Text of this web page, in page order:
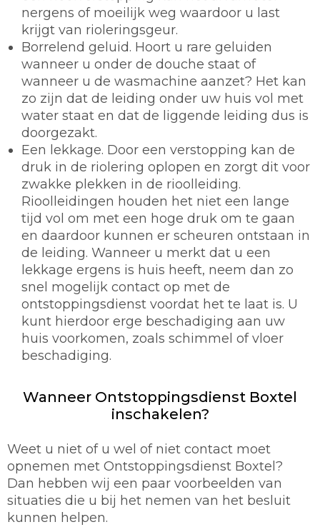
nergens of moeilijk weg waardoor u last
krijgt van rioleringsgeur.
Borrelend geluid. Hoort u rare geluiden
wanneer u onder de douche staat of
wanneer u de wasmachine aanzet? Het kan
zo zijn dat de leiding onder uw huis vol met
water staat en dat de liggende leiding dus is
doorgezakt.
Een lekkage. Door een verstopping kan de
druk in de riolering oplopen en zorgt dit voor
zwakke plekken in de rioolleiding.
Rioolleidingen houden het niet een lange
tijd vol om met een hoge druk om te gaan
en daardoor kunnen er scheuren ontstaan in
de leiding. Wanneer u merkt dat u een
lekkage ergens is huis heeft, neem dan zo
snel mogelijk contact op met de
ontstoppingsdienst voordat het te laat is. U
kunt hierdoor erge beschadiging aan uw
huis voorkomen, zoals schimmel of vloer
beschadiging.
Wanneer Ontstoppingsdienst Boxtel
inschakelen?
Weet u niet of u wel of niet contact moet
opnemen met Ontstoppingsdienst Boxtel?
Dan hebben wij een paar voorbeelden van
situaties die u bij het nemen van het besluit
kunnen helpen.